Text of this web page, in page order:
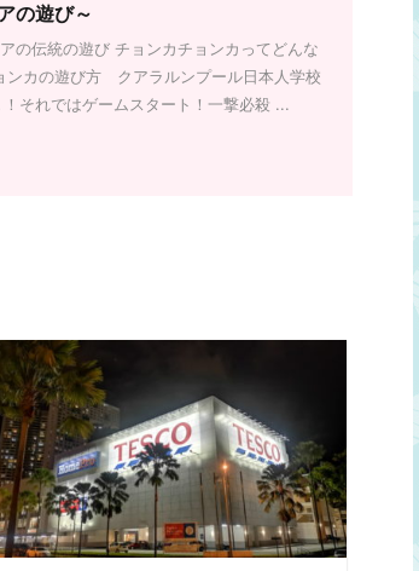
の遊び～
の伝統の遊び チョンカチョンカってどんな
ンカの遊び方 クアラルンプール日本人学校
それではゲームスタート！一撃必殺 ...